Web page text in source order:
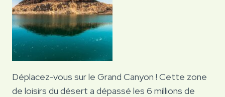
Déplacez-vous sur le Grand Canyon ! Cette zone
de loisirs du désert a dépassé les 6 millions de